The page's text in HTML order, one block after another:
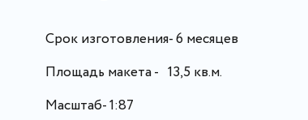
Срок изготовления- 6 месяцев
Площадь макета - 13,5 кв.м.
Масштаб- 1:87